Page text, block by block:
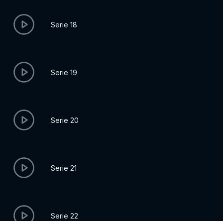
Serie 18
Serie 19
Serie 20
Serie 21
Serie 22